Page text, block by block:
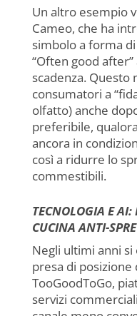
Un altro esempio
Cameo, che ha
simbolo a forma
“Often good
scadenza. Questo
consumatori a
olfatto) anche
preferibile,
ancora in
così a ridurre lo
commestibili.
TECNOLOGIA E
CUCINA ANTI-
Negli ultimi anni si
presa di posizione
TooGoodToGo,
servizi